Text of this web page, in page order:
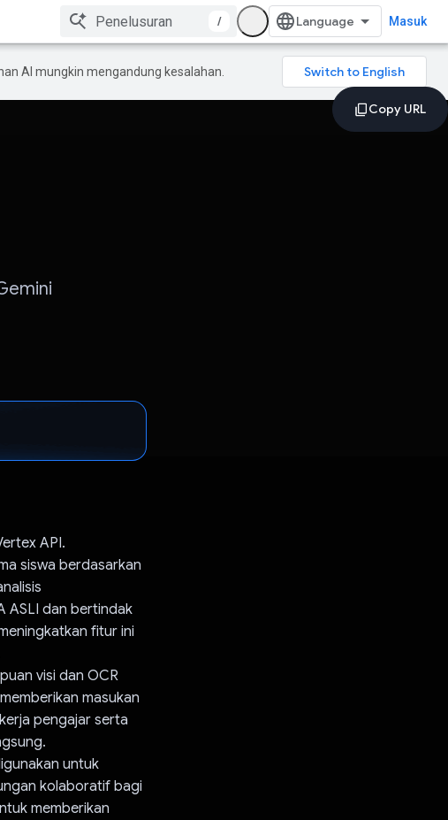
/ Masuk
AI mungkin mengandung kesalahan.
API.
siswa berdasarkan
ASLI dan bertindak
fitur ini
visi dan OCR
masukan
pengajar serta
untuk
kolaboratif bagi
memberikan